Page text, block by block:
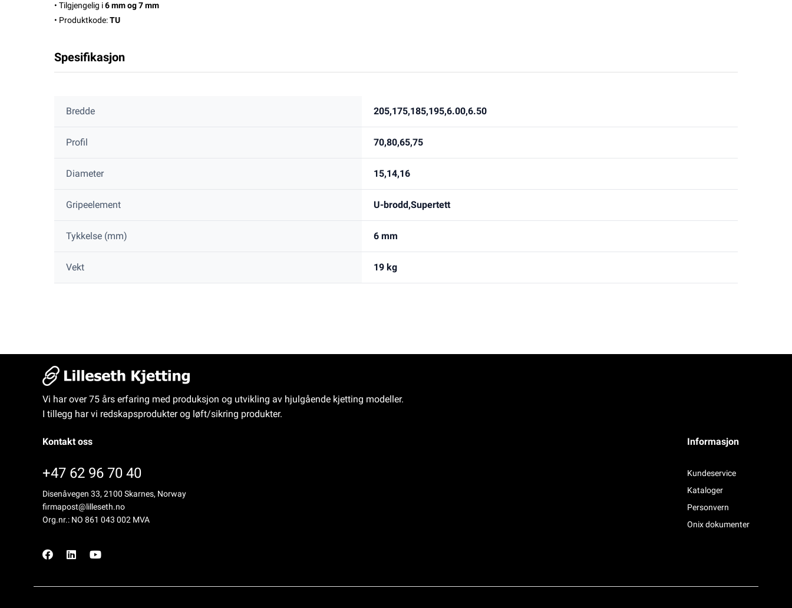
• Tilgjengelig i6 mm og 7 mm
• Produktkode:TU
Spesifikasjon
Bredde 205,175,185,195,6.00,6.50
Profil 70,80,65,75
Diameter 15,14,16
Gripeelement U-brodd,Supertett
Tykkelse (mm) 6 mm
Vekt 19 kg
Vi har over 75 års erfaring med produksjon og utvikling av hjulgående kjetting modeller.
I tillegg har vi redskapsprodukter og løft/sikring produkter.
Kontakt oss
+47 62 96 70 40
Disenåvegen 33, 2100 Skarnes, Norway
firmapost@lilleseth.no
Org.nr.: NO 861 043 002 MVA
Informasjon
Kundeservice
Kataloger
Personvern
Onix dokumenter